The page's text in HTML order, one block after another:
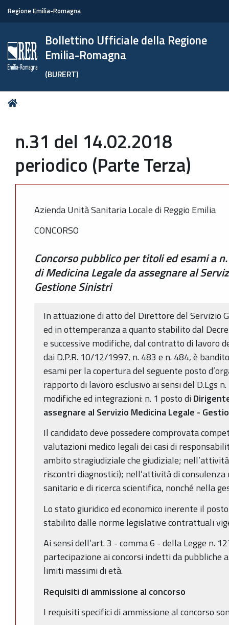
Regione Emilia-Romagna
Bollettino Ufficiale della Regione
Emilia-Romagna
(BURERT)
Tu
n.31 del 14.02.2018
periodico (Parte Terza)
Azienda Unità Sanitaria Locale di Reggio Emilia
CONCORSO
Concorso pubblico per titoli ed esami a
di Medicina Legale da assegnare al
Gestione Sinistri
In attuazione di atto del Direttore del Servizio
ed in ottemperanza a quanto stabilito dal
e successive modifiche, dal contratto di lavoro
dai D.P.R. 10/12/1997, n. 483 e n. 484, è
esami per la copertura del seguente posto
rapporto di lavoro esclusivo ai sensi del D.Lgs
modifiche ed integrazioni: n. 1 posto di
assegnare al Servizio Medicina Legale -
Il candidato deve possedere comprovata
valutazioni medico legali dei casi di
ambito stragiudiziale che giudiziale;
riscontri diagnostici); nell’attività di
sanitario e di ricerca scientifica, nonché nella
Lo stato giuridico ed economico inerente il
stabilito dalle norme legislative contrattuali
Ai sensi dell’art. 3 - comma 6 - della Legge n.
partecipazione ai concorsi indetti da pubbliche
limiti massimi di età.
Requisiti di ammissione al concorso
I requisiti specifici di ammissione al concorso